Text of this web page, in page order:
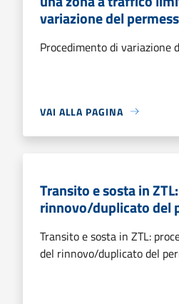
variazione del
Procedimento di variazione
VAI ALLA PAGINA
Transito e sosta in
rinnovo/duplicato del
Transito e sosta in ZTL:
del rinnovo/duplicato del